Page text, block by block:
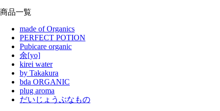
商品一覧
made of Organics
PERFECT POTION
Pubicare organic
余[yo]
kirei water
by Takakura
bda ORGANIC
plug aroma
だいじょうぶなもの